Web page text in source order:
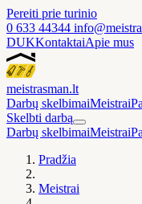
Pereiti prie turinio
0 633 44344
DUKKontaktaiApie mus
meistrasman.lt
Darbų skelbimaiMeistrai
Skelbti darbą
Darbų skelbimaiMeistrai
Pradžia
Meistrai